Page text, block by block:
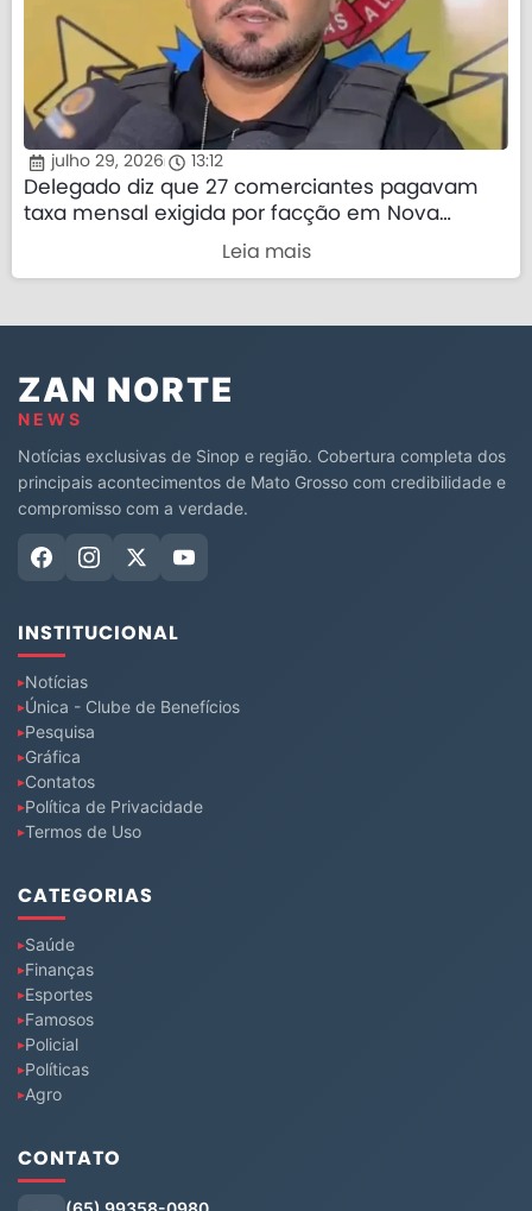
julho 29, 2026 13:12
Delegado diz que 27 comerciantes pagavam
taxa mensal exigida por facção em Nova
Leia mais
ZAN NORTE
NEWS
Notícias exclusivas de Sinop e região. Cobertura completa dos
principais acontecimentos de Mato Grosso com credibilidade e
compromisso com a verdade.
INSTITUCIONAL
Notícias
Única - Clube de Benefícios
Pesquisa
Gráfica
Contatos
Política de Privacidade
Termos de Uso
CATEGORIAS
Saúde
Finanças
Esportes
Famosos
Policial
Políticas
Agro
CONTATO